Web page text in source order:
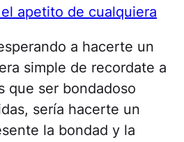
apetito de cualquiera
a hacerte un
simple de recordate a
que ser bondadoso
sería hacerte un
la bondad y la